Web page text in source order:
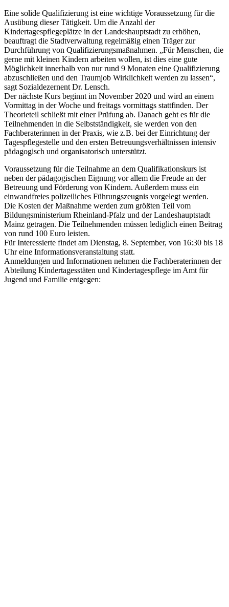
Eine solide Qualifizierung ist eine wichtige Voraussetzung für die
Ausübung dieser Tätigkeit. Um die Anzahl der
Kindertagespflegeplätze in der Landeshauptstadt zu erhöhen,
beauftragt die Stadtverwaltung regelmäßig einen Träger zur
Durchführung von Qualifizierungsmaßnahmen. „Für Menschen, die
gerne mit kleinen Kindern arbeiten wollen, ist dies eine gute
Möglichkeit innerhalb von nur rund 9 Monaten eine Qualifizierung
abzuschließen und den Traumjob Wirklichkeit werden zu lassen“,
sagt Sozialdezernent Dr. Lensch.
Der nächste Kurs beginnt im November 2020 und wird an einem
Vormittag in der Woche und freitags vormittags stattfinden. Der
Theorieteil schließt mit einer Prüfung ab. Danach geht es für die
Teilnehmenden in die Selbstständigkeit, sie werden von den
Fachberaterinnen in der Praxis, wie z.B. bei der Einrichtung der
Tagespflegestelle und den ersten Betreuungsverhältnissen intensiv
pädagogisch und organisatorisch unterstützt.
Voraussetzung für die Teilnahme an dem Qualifikationskurs ist
neben der pädagogischen Eignung vor allem die Freude an der
Betreuung und Förderung von Kindern. Außerdem muss ein
einwandfreies polizeiliches Führungszeugnis vorgelegt werden.
Die Kosten der Maßnahme werden zum größten Teil vom
Bildungsministerium Rheinland-Pfalz und der Landeshauptstadt
Mainz getragen. Die Teilnehmenden müssen lediglich einen Beitrag
von rund 100 Euro leisten.
Für Interessierte findet am Dienstag, 8. September, von 16:30 bis 18
Uhr eine Informationsveranstaltung statt.
Anmeldungen und Informationen nehmen die Fachberaterinnen der
Abteilung Kindertagesstäten und Kindertagespflege im Amt für
Jugend und Familie entgegen: